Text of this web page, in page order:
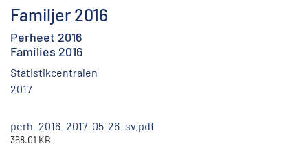
Selaa
Familjer 2016
Perheet 2016
Families 2016
Statistikcentralen
2017
perh_2016_2017-05-26_sv.pdf
368.01 KB